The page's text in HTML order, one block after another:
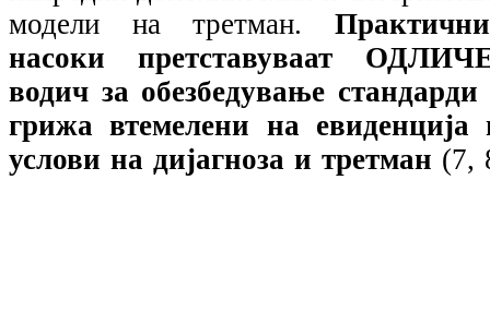
модели на третман.
насоки претставуваат
водич за обезбедување стандарди
грижа втемелени на евиденција
услови на дијагноза и третман (7,